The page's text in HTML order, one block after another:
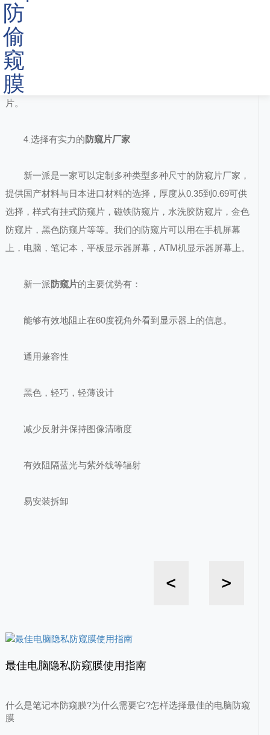
目前市面上有一种挂式防窥片，只需要将防窥片顶端的挂
钩防止在显示器上就可以使用了。挂式防窥片比普通防窥片更
容易安装拆除，是台式电脑防窥片的最佳选择。但是它却不容
易携带，所以对于经常出差的商务人士，可以选择普通防窥
片。
4.选择有实力的防窥片厂家
新一派是一家可以定制多种类型多种尺寸的防窥片厂家，
提供国产材料与日本进口材料的选择，厚度从0.35到0.69可供
选择，样式有挂式防窥片，磁铁防窥片，水洗胶防窥片，金色
防窥片，黑色防窥片等等。我们的防窥片可以用在手机屏幕
上，电脑，笔记本，平板显示器屏幕，ATM机显示器屏幕上。
新一派防窥片的主要优势有：
能够有效地阻止在60度视角外看到显示器上的信息。
通用兼容性
黑色，轻巧，轻薄设计
减少反射并保持图像清晰度
有效阻隔蓝光与紫外线等辐射
易安装拆卸
< >
最佳电脑隐私防窥膜使用指南
什么是笔记本防窥膜?为什么需要它?怎样选择最佳的电脑防窥
膜